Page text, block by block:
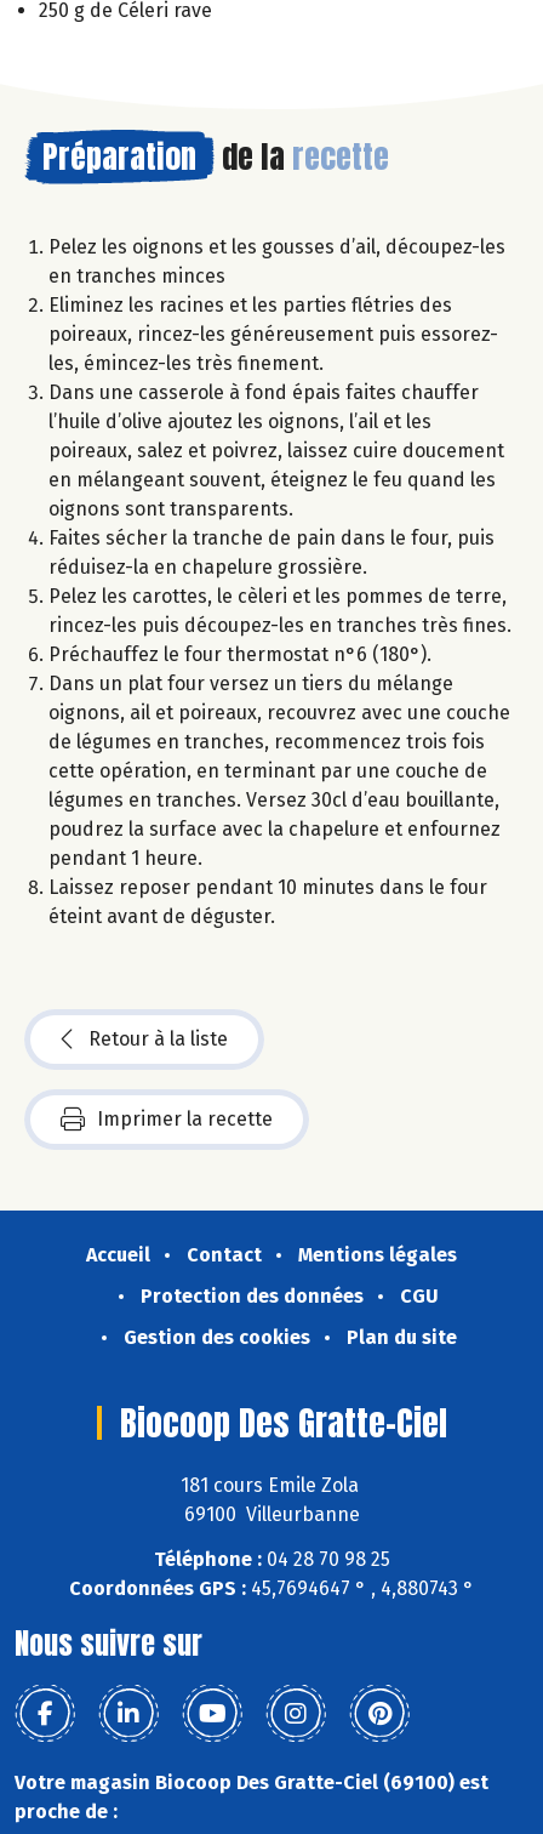
250 g de Céleri rave
Préparation de la recette
Pelez les oignons et les gousses d’ail, découpez-les
en tranches minces
Eliminez les racines et les parties flétries des
poireaux, rincez-les généreusement puis essorez-
les, émincez-les très finement.
Dans une casserole à fond épais faites chauffer
l’huile d’olive ajoutez les oignons, l’ail et les
poireaux, salez et poivrez, laissez cuire doucement
en mélangeant souvent, éteignez le feu quand les
oignons sont transparents.
Faites sécher la tranche de pain dans le four, puis
réduisez-la en chapelure grossière.
Pelez les carottes, le cèleri et les pommes de terre,
rincez-les puis découpez-les en tranches très fines.
Préchauffez le four thermostat n°6 (180°).
Dans un plat four versez un tiers du mélange
oignons, ail et poireaux, recouvrez avec une couche
de légumes en tranches, recommencez trois fois
cette opération, en terminant par une couche de
légumes en tranches. Versez 30cl d’eau bouillante,
poudrez la surface avec la chapelure et enfournez
pendant 1 heure.
Laissez reposer pendant 10 minutes dans le four
éteint avant de déguster.
Retour à la liste
Imprimer la recette
Accueil Contact
Mentions légales
Protection des données
CGU
Gestion des cookies
Plan du site
Biocoop Des Gratte-Ciel
181 cours Emile Zola
69100 Villeurbanne
Téléphone :04 28 70 98 25
Coordonnées GPS : 45,7694647 ° , 4,880743 °
Nous suivre sur
Votre magasin Biocoop Des Gratte-Ciel (69100) est
proche de :